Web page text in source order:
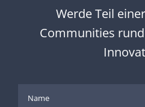
Werde Teil
Communities